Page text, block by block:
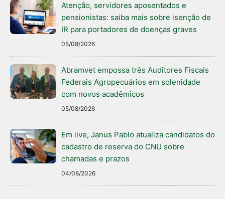
Atenção, servidores aposentados e
pensionistas: saiba mais sobre isenção de
IR para portadores de doenças graves
05/08/2026
Abramvet empossa três Auditores Fiscais
Federais Agropecuários em solenidade
com novos acadêmicos
05/08/2026
Em live, Janus Pablo atualiza candidatos do
cadastro de reserva do CNU sobre
chamadas e prazos
04/08/2026